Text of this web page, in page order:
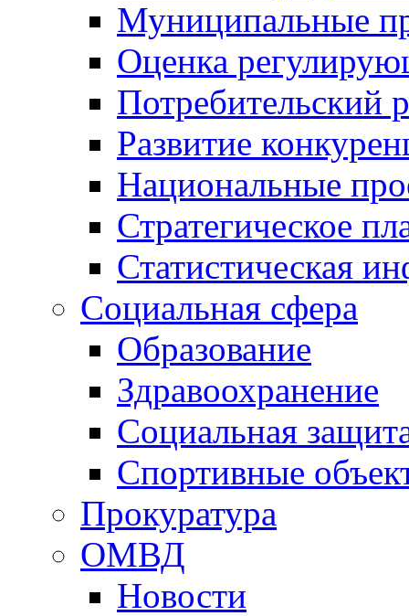
Муниципальные
Оценка
Потребительский
Развитие
Национальные
Стратегическое
Статистическая
Социальная сфера
Образование
Здравоохранение
Социальная
Спортивные
Прокуратура
ОМВД
Новости